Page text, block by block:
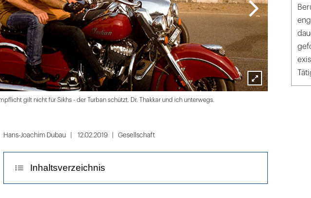
Lightbox
gilt nicht für Sikhs - der Turban schützt. Dr. Thakkar und ich unterwegs.
Hans-Joachim Dubau 12.02.2019 Gesellschaft
Inhaltsverzeichnis